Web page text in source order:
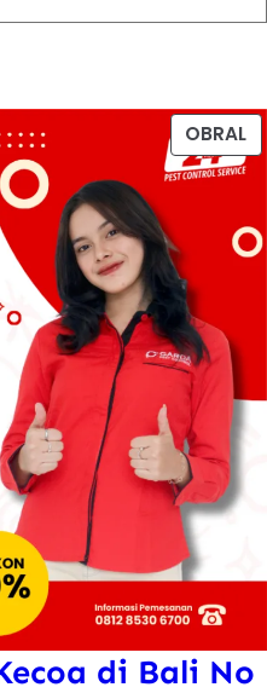
OBRAL
di Bali No